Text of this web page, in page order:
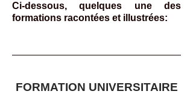
Ci-dessous, quelques une des
formations racontées et illustrées:
FORMATION UNIVERSITAIRE